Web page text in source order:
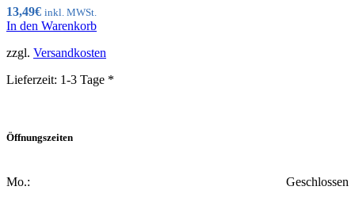
13,49€ inkl. MWSt.
In den Warenkorb
zzgl. Versandkosten
Lieferzeit: 1-3 Tage *
Öffnungszeiten
Mo.: Geschlossen